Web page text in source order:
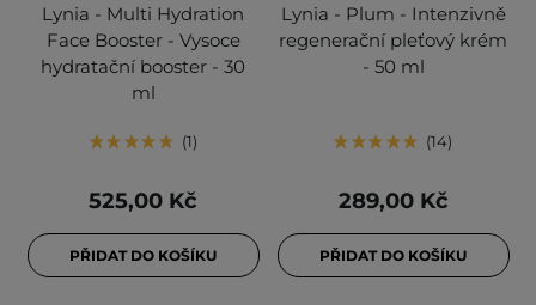
Lynia - Multi Hydration
Face Booster - Vysoce
hydratační booster - 30
ml
1
525,00 Kč
PŘIDAT DO KOŠÍKU
Lynia - Plum - Intenzivně
regenerační pleťový krém
- 50 ml
14
289,00 Kč
PŘIDAT DO KOŠÍKU